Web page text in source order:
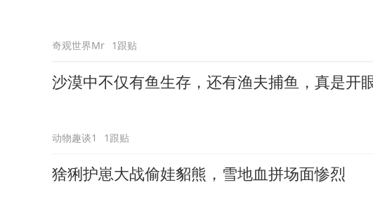
奇观世界Mr 1跟贴
沙漠中不仅有鱼生存，还有渔夫捕鱼，真是开
动物趣谈1 1跟贴
猞猁护崽大战偷娃貂熊，雪地血拼场面惨烈